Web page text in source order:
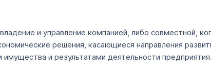
и управление компанией, либо совместной,
решения, касающиеся направления
и результатами деятельности предприятия.